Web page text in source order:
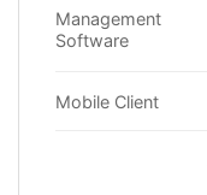
Management
Software
Mobile Client